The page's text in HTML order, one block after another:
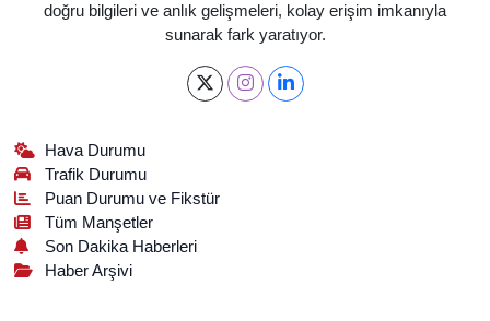
doğru bilgileri ve anlık gelişmeleri, kolay erişim imkanıyla
sunarak fark yaratıyor.
Hava Durumu
Trafik Durumu
Puan Durumu ve Fikstür
Tüm Manşetler
Son Dakika Haberleri
Haber Arşivi